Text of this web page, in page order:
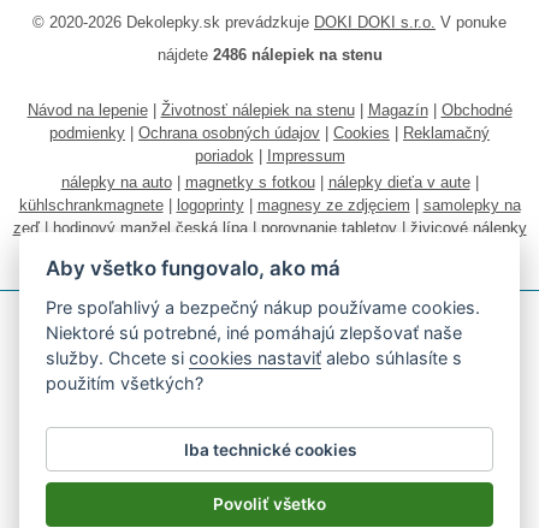
© 2020-2026 Dekolepky.sk prevádzkuje DOKI DOKI s.r.o. V ponuke
nájdete 2486 nálepiek na stenu
Návod na lepenie| Životnosť nálepiek na stenu| Magazín| Obchodné
podmienky
Ochrana osobných údajov Cookies
Reklamačný
poriadok|
Impressum
nálepky na auto| magnetky s fotkou| nálepky dieťa v aute|
kühlschrankmagnete| logoprinty| magnesy ze zdjęciem
samolepky na
zeď| hodinový manžel česká lípa| porovnanie tabletov| živicové nálepky
Podľa zákona o evidencii tržieb je predávajúci povinný vystaviť
kupujúcemu účtenku.
Zároveň je povinný zaevidovať prijatú tržbu u správcu dane on-line; v
Aby všetko fungovalo, ako má
Pre spoľahlivý a bezpečný nákup používame cookies.
Niektoré sú potrebné, iné pomáhajú zlepšovať naše
služby. Chcete sicookies nastaviť alebo súhlasíte s
použitím všetkých?
Iba technické cookies
Povoliť všetko